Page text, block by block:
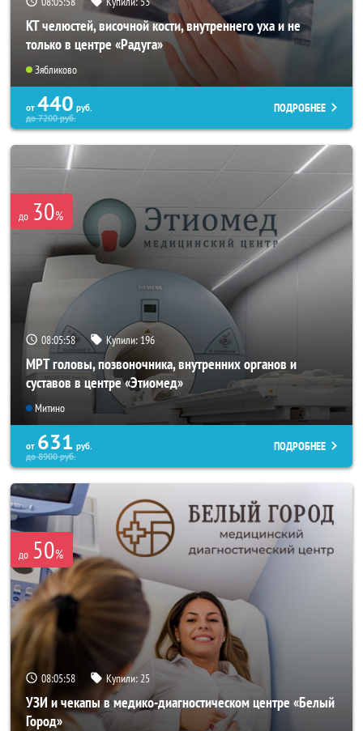
КТ челюстей, височной кости, внутреннего уха и не
только в центре «Радуга»
Зябликово
от 440 руб.
до7200руб.
ПОДРОБНЕЕ
до 30%
08:05:55 Купили: 196
МРТ головы, позвоночника, внутренних органов и
суставов в центре «Этиомед»
Митино
от 631 руб.
до8900руб.
ПОДРОБНЕЕ
до 50%
08:05:55 Купили: 25
УЗИ и чекапы в медико-диагностическом центре «Белый
Город»